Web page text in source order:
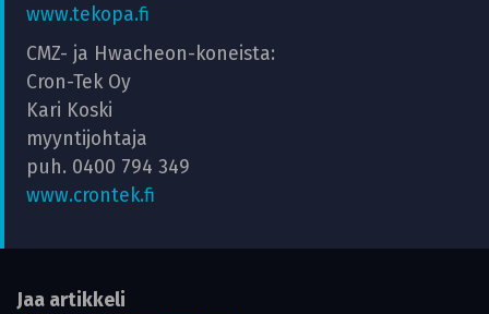
www.tekopa.fi
CMZ- ja Hwacheon-koneista:
Cron-Tek Oy
Kari Koski
myyntijohtaja
puh. 0400 794 349
www.crontek.fi
Jaa artikkeli